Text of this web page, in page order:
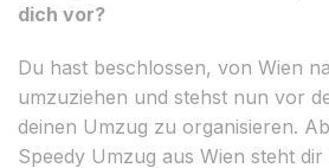
dich vor?
Du hast beschlossen, von Wien
umzuziehen und stehst nun vor
deinen Umzug zu organisieren.
Speedy Umzug aus Wien steht